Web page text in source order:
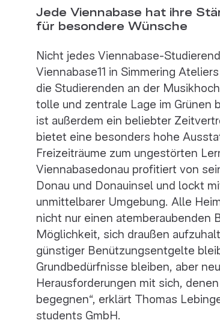
Jede Viennabase hat ihre
für besondere
Nicht jedes Viennabase-
Viennabase11 in Simmering
die Studierenden an der
tolle und zentrale Lage im Grünen
ist außerdem ein beliebter
bietet eine besonders hohe
Freizeiträume zum ungestörten
Viennabasedonau profitiert von
Donau und Donauinsel und lockt
unmittelbarer Umgebung. Alle
nicht nur einen atemberaubenden
Möglichkeit, sich draußen
günstiger Benützungsentgelte
Grundbedürfnisse bleiben, aber
Herausforderungen mit sich,
begegnen“, erklärt Thomas
students GmbH.